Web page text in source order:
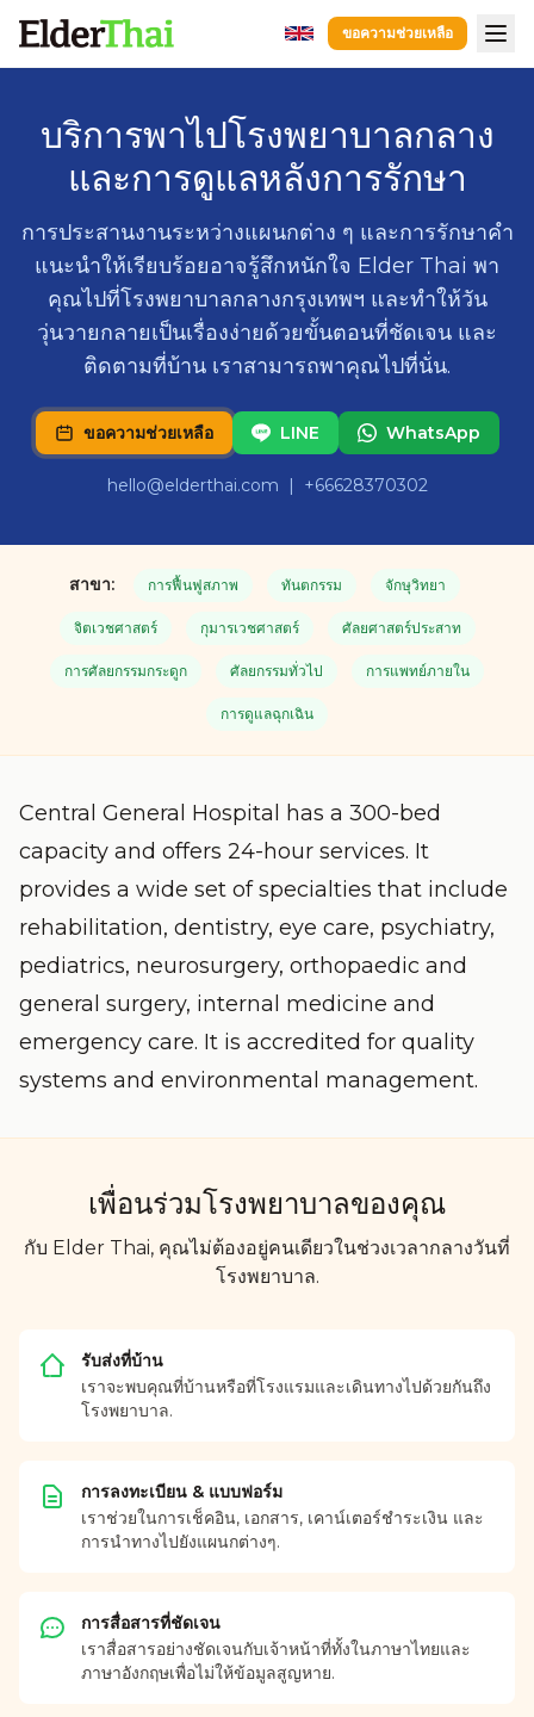
ขอความช่วยเหลือ
การนำผู้ป่วยไปส่งโรงพยาบาล.
บริการหลังจากการรักษาที่โรงพยาบาล.
การดูแลผู้สูงอายุ
การดูแลฟื้นฟู
คู่มือ
โรงพยาบาล
บริการพาไปโรงพยาบาลกลาง
และการดูแลหลังการรักษา
การประสานงานระหว่างแผนกต่าง ๆ และการรักษาคำ
แนะนำให้เรียบร้อยอาจรู้สึกหนักใจ Elder Thai พา
คุณไปที่โรงพยาบาลกลางกรุงเทพฯ และทำให้วัน
วุ่นวายกลายเป็นเรื่องง่ายด้วยขั้นตอนที่ชัดเจน และ
ติดตามที่บ้าน เราสามารถพาคุณไปที่นั่น.
ขอความช่วยเหลือ LINE WhatsApp
hello@elderthai.com | +66628370302
สาขา: การฟื้นฟูสภาพ ทันตกรรม จักษุวิทยา
จิตเวชศาสตร์ กุมารเวชศาสตร์ ศัลยศาสตร์ประสาท
การศัลยกรรมกระดูก ศัลยกรรมทั่วไป การแพทย์ภายใน
การดูแลฉุกเฉิน
Central General Hospital has a 300-bed
capacity and offers 24-hour services. It
provides a wide set of specialties that include
rehabilitation, dentistry, eye care, psychiatry,
pediatrics, neurosurgery, orthopaedic and
general surgery, internal medicine and
emergency care. It is accredited for quality
systems and environmental management.
เพื่อนร่วมโรงพยาบาลของคุณ
กับ Elder Thai, คุณไม่ต้องอยู่คนเดียวในช่วงเวลากลางวันที่
โรงพยาบาล.
รับส่งที่บ้าน
เราจะพบคุณที่บ้านหรือที่โรงแรมและเดินทางไปด้วยกันถึง
โรงพยาบาล.
การลงทะเบียน & แบบฟอร์ม
เราช่วยในการเช็คอิน, เอกสาร, เคาน์เตอร์ชำระเงิน และ
การนำทางไปยังแผนกต่างๆ.
การสื่อสารที่ชัดเจน
เราสื่อสารอย่างชัดเจนกับเจ้าหน้าที่ทั้งในภาษาไทยและ
ภาษาอังกฤษเพื่อไม่ให้ข้อมูลสูญหาย.